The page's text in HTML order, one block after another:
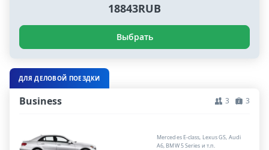
18843RUB
Выбрать
ДЛЯ ДЕЛОВОЙ ПОЕЗДКИ
Business 3 3
Mercedes E-class, Lexus GS, Audi
A6, BMW 5 Series и т.п.